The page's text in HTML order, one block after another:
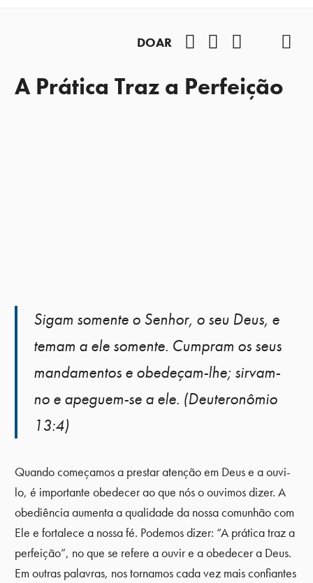
DOAR
A Prática Traz a Perfeição
Sigam somente o Senhor, o seu Deus, e
temam a ele somente. Cumpram os seus
mandamentos e obedeçam-lhe; sirvam-
no e apeguem-se a ele. (Deuteronômio
13:4)
Quando começamos a prestar atenção em Deus e a ouvi-
lo, é importante obedecer ao que nós o ouvimos dizer. A
obediência aumenta a qualidade da nossa comunhão com
Ele e fortalece a nossa fé. Podemos dizer: “A prática traz a
perfeição”, no que se refere a ouvir e a obedecer a Deus.
Em outras palavras, nos tornamos cada vez mais confiantes